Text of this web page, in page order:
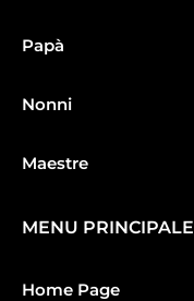
Papà
Nonni
Maestre
MENU PRINCIPALE
Home Page